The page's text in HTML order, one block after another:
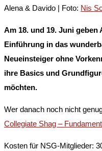
Alena & Davido | Foto: Nis
Am 18. und 19. Juni geben
Einführung in das
Neueinsteiger ohne
ihre Basics und
möchten.
Wer danach noch nicht
Collegiate Shag –
Kosten für NSG-Mitglieder: